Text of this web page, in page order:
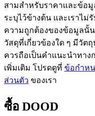
เรียนรู้เกี่ยวกับการ
Bitrue AI
สามสำหรับราคาและข้อมู
ระบุไว้ข้างต้น และเราไ
ความถูกต้องของข้อมูลนั้
วัสดุที่เกี่ยวข้องใด ๆ มีวัต
ควรถือเป็นคำแนะนำทาง
เพิ่มเติม โปรดดูที่ ข้อกำห
ส่วนตัว ของเรา
ซื้อ DOOD